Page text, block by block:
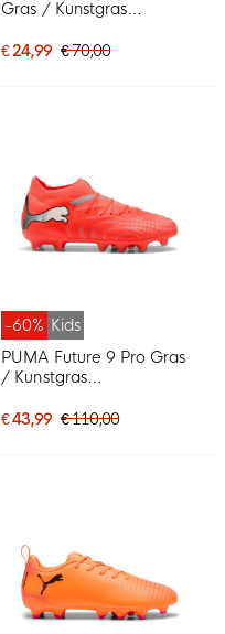
Gras / Kunstgras
Kids Zwart Donkergroen
€ 24,99 € 70,00
-60% Kids
PUMA Future 9 Pro Gras
/ Kunstgras
Kids Felrood Zilver Zwart
€ 43,99 € 110,00